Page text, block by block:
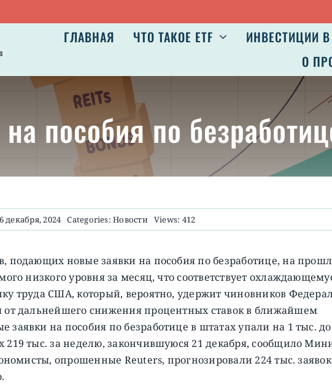
ГЛАВНАЯ ЧТО ТАКОЕ ETF ИНВЕСТИЦИИ В
О
пособия по
декабря, 2024 Categories:Новости Views: 412
подающих новые заявки на пособия по безработице, на
низкого уровня за месяц, что соответствует
труда США, который, вероятно, удержит чиновников
от дальнейшего снижения процентных ставок в ближайшем
заявки на пособия по безработице в штатах упали на 1 тыс.
219 тыс. за неделю, закончившуюся 21 декабря, сообщило
опрошенные Reuters, прогнозировали 224 тыс.